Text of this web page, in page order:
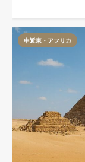
中近東・アフリカ